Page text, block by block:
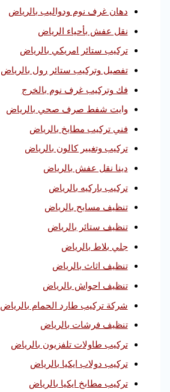
دهان غرف نوم ودواليب بالرياض
نقل عفش بأحياء الرياض
تركيب ستائر امريكي بالرياض
تفصيل وتركيب ستائر رول بالرياض
فك وتركيب غرف نوم بالخرج
وايت شفط صرف صحي بالرياض
فني تركيب مطابخ بالرياض
تركيب وتغيير كالون بالرياض
دينا نقل عفش بالرياض
تركيب باركيه بالرياض
تنظيف مسابح بالرياض
تنظيف ستائر بالرياض
جلي بلاط بالرياض
تنظيف اثاث بالرياض
تنظيف احواش بالرياض
شركة تركيب طارد الحمام بالرياض
تنظيف فرشات بالرياض
تركيب طاولات تلفزيون بالرياض
تركيب دولاب ايكيا بالرياض
تركيب مطابخ ايكيا بالرياض